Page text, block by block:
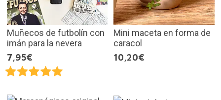
Muñecos de futbolín con
imán para la nevera
7,95€
Mini maceta en forma de
caracol
10,20€